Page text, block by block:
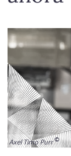
Axel Timo Purr